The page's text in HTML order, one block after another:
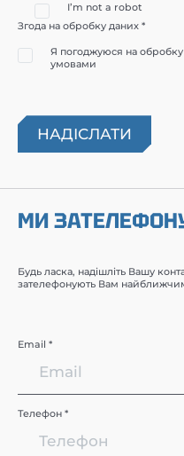
I’m not a robot
Згода на обробку даних *
Я погоджуюся на
умовами
МИ
Будь ласка, надішліть Вашу
зателефонують Вам
Email *
Телефон *